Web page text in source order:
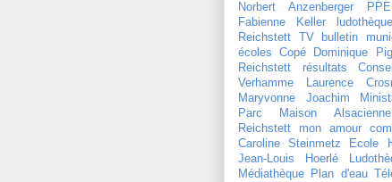
Norbert Anzenberger
PPE
Fabienne Keller
ludothèque
Reichstett TV
bulletin
écoles
Copé
Dominique
Reichstett
résultats
Verhamme
Laurence
Maryvonne Joachim
Parc Maison Alsacienne
Reichstett mon amour
Caroline Steinmetz
Ecole
Jean-Louis Hoerlé
Médiathèque
Plan d'eau